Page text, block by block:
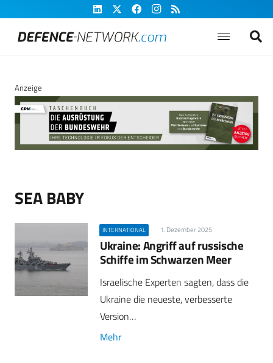
Anzeige
SEA BABY
INTERNATIONAL 1. Dezember 2025
Ukraine: Angriff auf russische
Schiffe im Schwarzen Meer
Israelische Experten sagten, dass die
Ukraine die neueste, verbesserte
Version…
Mehr